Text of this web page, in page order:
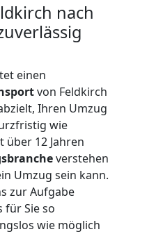
nach
einen
von Feldkirch
Ihren Umzug
wie
über 12 Jahren
verstehen
Umzug sein kann.
zur Aufgabe
für Sie so
wie möglich